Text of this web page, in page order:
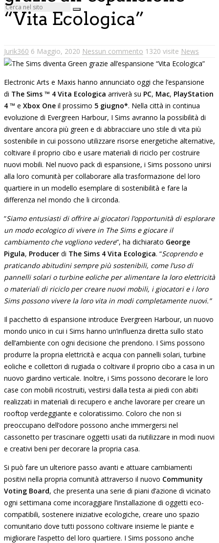
“Vita Ecologica”
Jurik360 6 Maggio, 2020 Nessun commento 1320 visite News
Electronic Arts e Maxis hanno annunciato oggi che l’espansione
di The Sims ™ 4 Vita Ecologica arriverà su PC, Mac, PlayStation
4 ™ e Xbox One il prossimo 5 giugno*. Nella città in continua
evoluzione di Evergreen Harbour, I Sims avranno la possibilità di
diventare ancora più green e di abbracciare uno stile di vita più
sostenibile in cui possono utilizzare risorse energetiche alternative,
coltivare il proprio cibo e usare materiali di riciclo per costruire
nuovi mobili. Nel nuovo pack di espansione, i Sims possono unirsi
alla loro comunità per collaborare alla trasformazione del loro
quartiere in un modello esemplare di sostenibilità e fare la
differenza nel mondo che li circonda.
“Siamo entusiasti di offrire ai giocatori l’opportunità di esplorare
un modo ecologico di vivere in The Sims e giocare il
cambiamento che vogliono vedere“, ha dichiarato George
Pigula, Producer di The Sims 4 Vita Ecologica. “Scoprendo e
praticando abitudini sempre più sostenibili, come l’uso di
pannelli solari o turbine eoliche per alimentare la loro elettricità
o materiali di riciclo per creare nuovi mobili, i giocatori e i loro
Sims possono vivere la loro vita in modi completamente nuovi.”
Il pacchetto di espansione introduce Evergreen Harbour, un nuovo
mondo unico in cui i Sims hanno un’influenza diretta sullo stato
dell’ambiente con ogni decisione che prendono. I Sims possono
produrre la propria elettricità e acqua con pannelli solari, turbine
eoliche e collettori di rugiada o coltivare il proprio cibo a casa in un
nuovo giardino verticale. Inoltre, i Sims possono decorare le loro
case con mobili ricostruiti, vestirsi dalla testa ai piedi con abiti
realizzati in materiali di recupero e anche lavorare per creare un
rooftop verdeggiante e coloratissimo. Coloro che non si
preoccupano dell’odore possono anche immergersi nel
cassonetto per trascinare oggetti usati da riutilizzare in modi nuovi
e creativi beni per decorare la propria casa.
Si può fare un ulteriore passo avanti e attuare cambiamenti
positivi nella propria comunità attraverso il nuovo Community
Voting Board, che presenta una serie di piani d’azione di vicinato
ogni settimana come incoraggiare l’installazione di oggetti eco-
compatibili, sostenere iniziative ecologiche, creare uno spazio
comunitario dove tutti possono coltivare insieme le piante e
migliorare l’aspetto del loro quartiere. I Sims possono anche